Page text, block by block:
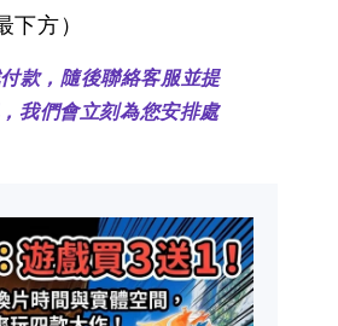
下方）
款，隨後聯絡客服並提
我們會立刻為您安排處